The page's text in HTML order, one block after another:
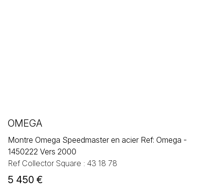
OMEGA
Montre Omega Speedmaster en acier Ref: Omega -
1450222 Vers 2000
Ref Collector Square : 43 18 78
5 450 €